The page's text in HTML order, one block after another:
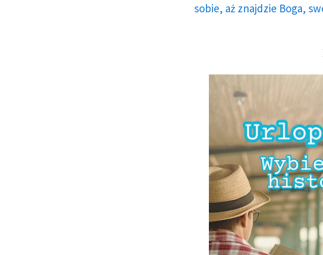
sobie, aż znajdzie Boga,